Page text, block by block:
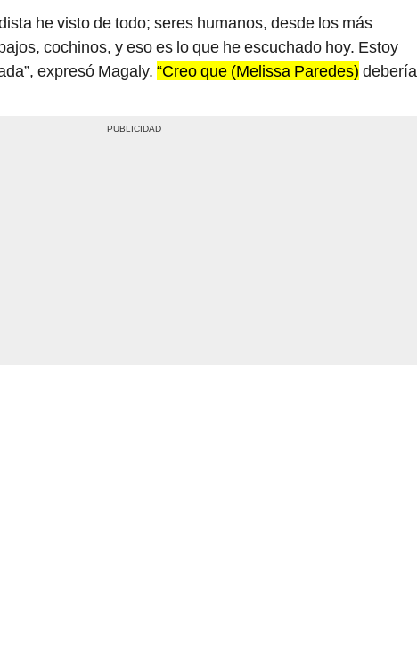
he visto de todo; seres humanos, desde los más
cochinos, y eso es lo que he escuchado hoy. Estoy
expresó Magaly. “Creo que (Melissa Paredes) debería